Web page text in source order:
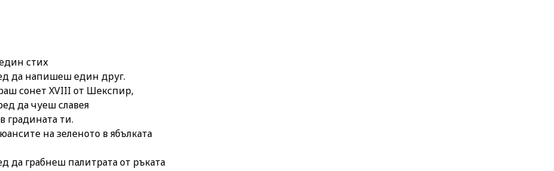
стих
да напишеш един друг.
сонет XVIII от Шекспир,
да чуеш славея
градината ти.
на зеленото в ябълката
да грабнеш палитрата от ръката